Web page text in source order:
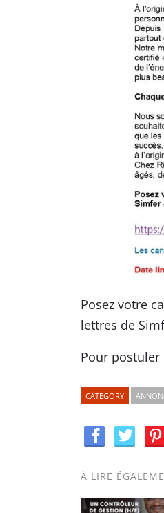
Posez votre
lettres de
Pour
CATEGORY
À LIRE